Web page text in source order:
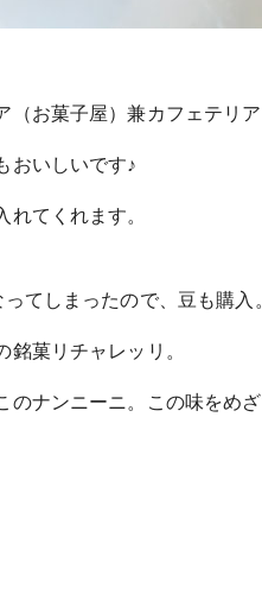
お菓子屋）兼カフェテリア
おいしいです♪
てくれます。
てしまったので、豆も購入。
菓リチャレッリ。
ナンニーニ。この味をめ